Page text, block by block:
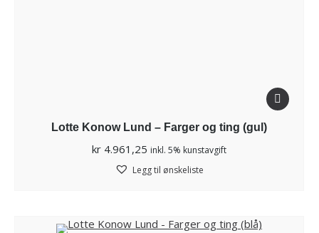
Lotte Konow Lund – Farger og ting (gul)
kr 4.961,25 inkl. 5% kunstavgift
Legg til ønskeliste